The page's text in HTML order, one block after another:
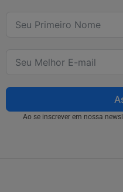
Ao se inscrever em nossa